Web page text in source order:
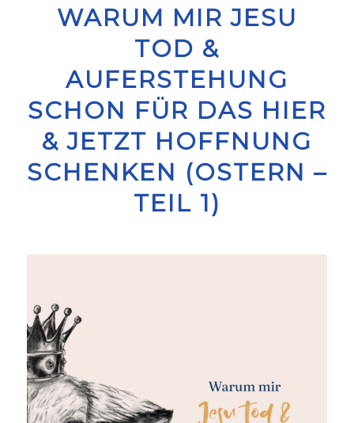
WARUM MIR JESU
TOD &
AUFERSTEHUNG
SCHON FÜR DAS HIER
& JETZT HOFFNUNG
SCHENKEN (OSTERN –
TEIL 1)